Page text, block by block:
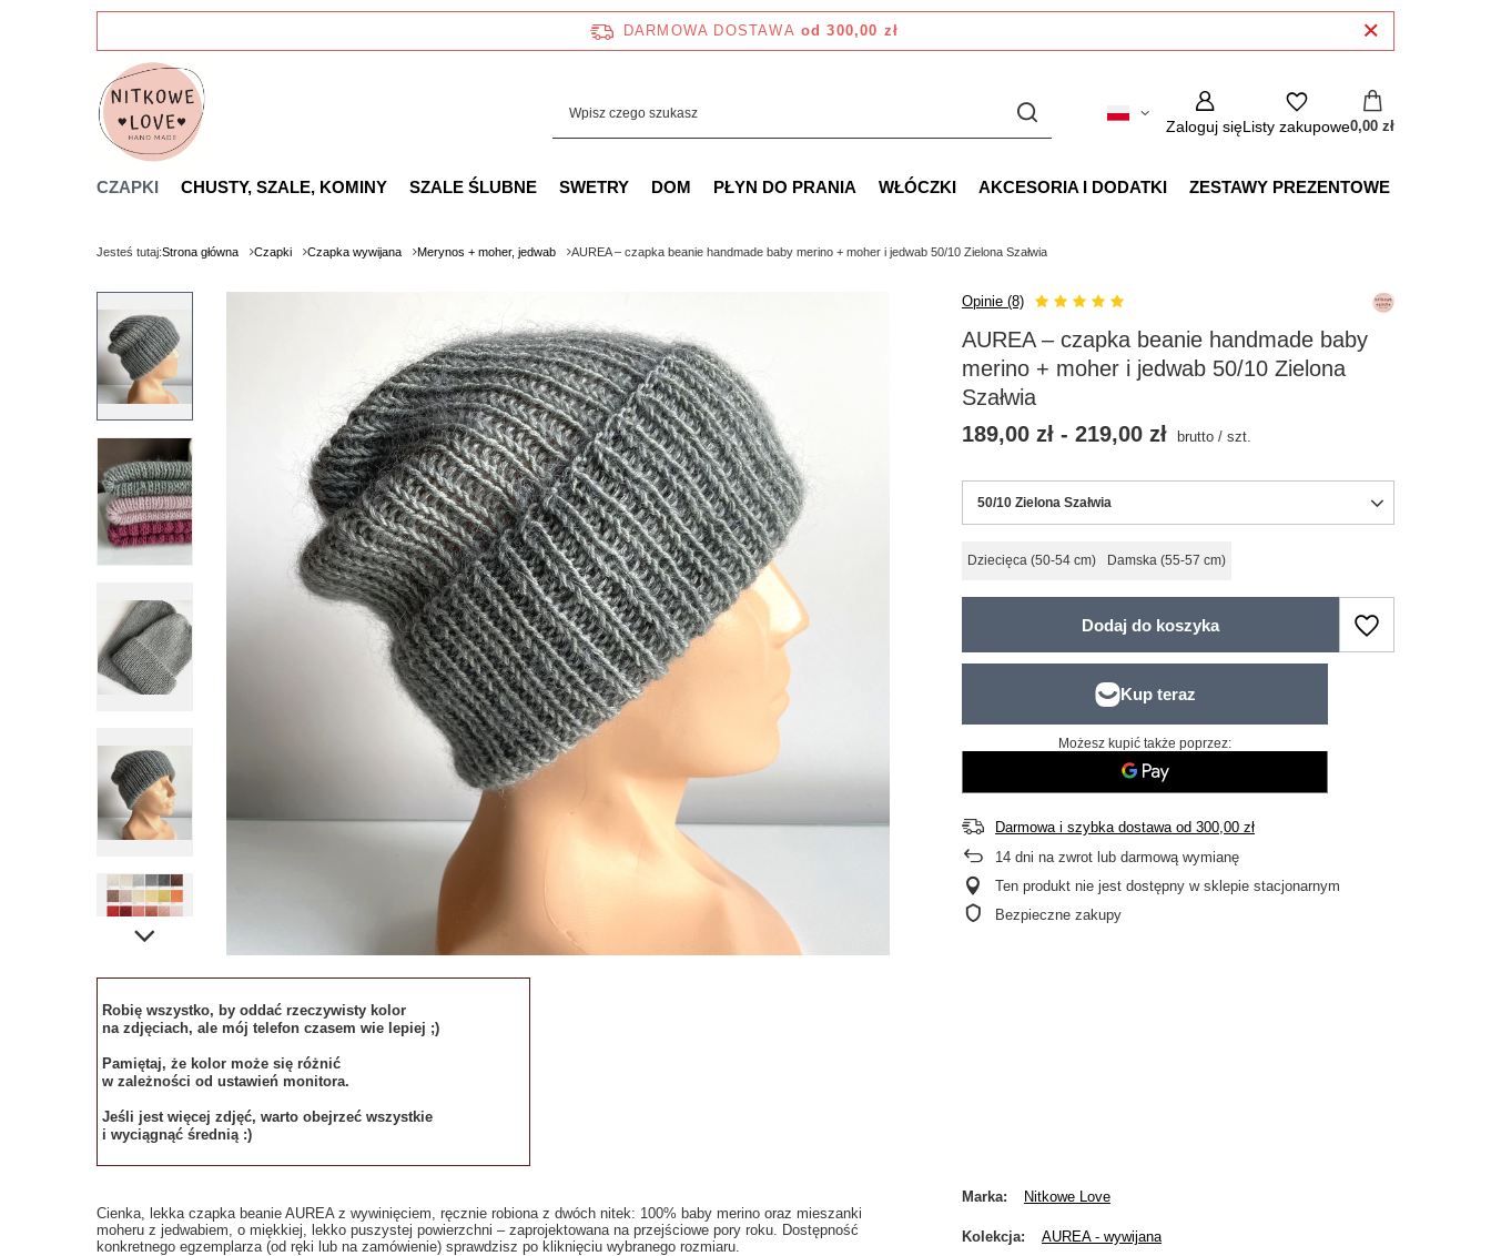
DARMOWA DOSTAWA od 300,00 zł
Zaloguj sięListy zakupowe0,00 zł
CZAPKI CHUSTY, SZALE, KOMINY SZALE ŚLUBNE SWETRY DOM PŁYN DO PRANIA WŁÓCZKI AKCESORIA I DODATKI ZESTAWY PREZENTOWE
Jesteś tutaj:Strona główna Czapki Czapka wywijana Merynos + moher, jedwab AUREA – czapka beanie handmade baby merino + moher i jedwab 50/10 Zielona Szałwia
Opinie (8)
AUREA – czapka beanie handmade baby
merino + moher i jedwab 50/10 Zielona
Szałwia
50/10 Zielona Szałwia
Dziecięca (50-54 cm) Damska (55-57 cm)
189,00 zł -219,00 zł brutto /szt.
Dodaj do koszyka
Możesz kupić także poprzez:
Darmowa i szybka dostawaod300,00 zł
14 dni na zwrot lub darmową wymianę
Ten produkt nie jest dostępny w sklepie stacjonarnym
Bezpieczne zakupy
Robię wszystko, by oddać rzeczywisty kolor
na zdjęciach, ale mój telefon czasem wie lepiej ;)
Pamiętaj, że kolor może się różnić
w zależności od ustawień monitora.
Jeśli jest więcej zdjęć, warto obejrzeć wszystkie
i wyciągnąć średnią :)
Cienka, lekka czapka beanie AUREA z wywinięciem, ręcznie robiona z dwóch nitek: 100% baby merino oraz mieszanki
moheru z jedwabiem, o miękkiej, lekko puszystej powierzchni – zaprojektowana na przejściowe pory roku. Dostępność
konkretnego egzemplarza (od ręki lub na zamówienie) sprawdzisz po kliknięciu wybranego rozmiaru.
Marka Nitkowe Love
Kolekcja AUREA - wywijana